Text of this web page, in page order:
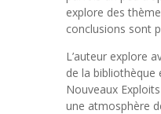
explore des
conclusions sont
L’auteur explore
de la bibliothèque
Nouveaux
une atmosphère